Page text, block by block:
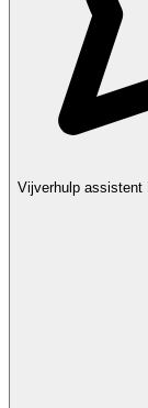
Vijverhulp assistent